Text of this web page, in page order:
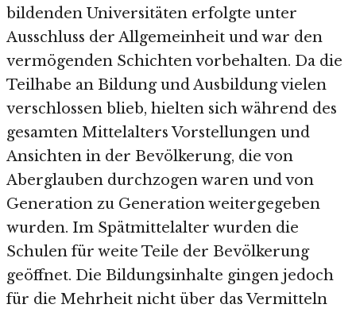
bildenden Universitäten erfolgte unter
Ausschluss der Allgemeinheit und war den
vermögenden Schichten vorbehalten. Da die
Teilhabe an Bildung und Ausbildung vielen
verschlossen blieb, hielten sich während des
gesamten Mittelalters Vorstellungen und
Ansichten in der Bevölkerung, die von
Aberglauben durchzogen waren und von
Generation zu Generation weitergegeben
wurden. Im Spätmittelalter wurden die
Schulen für weite Teile der Bevölkerung
geöffnet. Die Bildungsinhalte gingen jedoch
für die Mehrheit nicht über das Vermitteln